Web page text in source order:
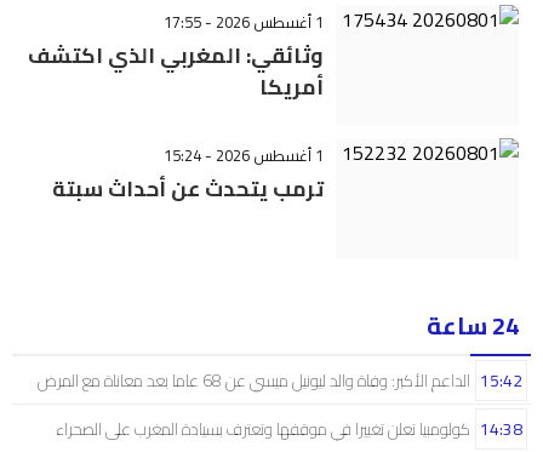
1 أغسطس 2026 - 17:55
وثائقي: المغربي الذي اكتشف
أمريكا
1 أغسطس 2026 - 15:24
ترمب يتحدث عن أحداث سبتة
24 ساعة
الداعم الأكبر: وفاة والد ليونيل ميسي عن 68 عاما بعد معاناة مع المرض 15:42
كولومبيا تعلن تغييرا في موقفها وتعترف بسيادة المغرب على الصحراء 14:38